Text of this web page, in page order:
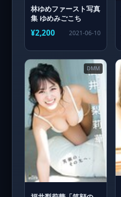
林ゆめファースト写真
集 ゆめみごこち
¥2,200 2021-06-10
DMM